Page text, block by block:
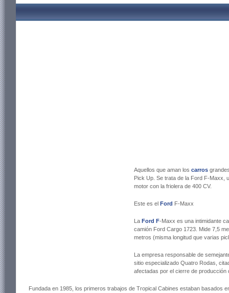
Aquellos que aman los carros
Pick Up. Se trata de la Ford F-Maxx,
motor con la friolera de 400 CV.
Este es el Ford F-Maxx
La Ford F-Maxx es una intimidante
camión Ford Cargo 1723. Mide 7,5
metros (misma longitud que varias
La empresa responsable de
sitio especializado Quatro Rodas,
afectadas por el cierre de producción
Fundada en 1985, los primeros trabajos de Tropical Cabines estaban basados